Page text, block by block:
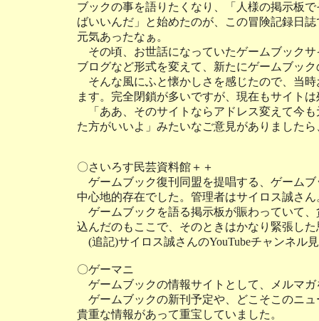
ブックの事を語りたくなり、「人様の掲示板
ばいいんだ」と始めたのが、この冒険記録日
元気あったなぁ。
その頃、お世話になっていたゲームブック
ブログなど形式を変えて、新たにゲームブッ
そんな風にふと懐かしさを感じたので、当
ます。完全閉鎖が多いですが、現在もサイト
「ああ、そのサイトならアドレス変えて今
た方がいいよ」みたいなご意見がありました
〇さいろす民芸資料館＋＋
ゲームブック復刊同盟を提唱する、ゲーム
中心地的存在でした。管理者はサイロス誠さん
ゲームブックを語る掲示板が賑わっていて
込んだのもここで、そのときはかなり緊張し
(追記)サイロス誠さんのYouTubeチャンネル
〇ゲーマニ
ゲームブックの情報サイトとして、メルマ
ゲームブックの新刊予定や、どこそこのニ
貴重な情報があって重宝していました。